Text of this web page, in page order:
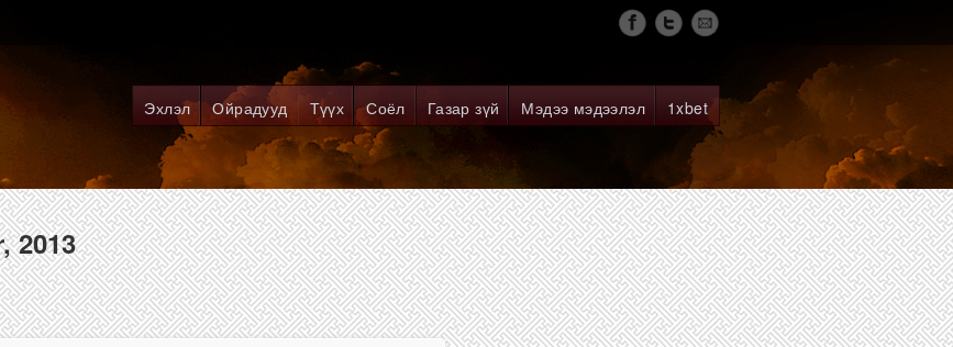
Эхлэл Ойрадууд Түүх Соёл Газар зүй Мэдээ мэдээлэл 1xbet
2013